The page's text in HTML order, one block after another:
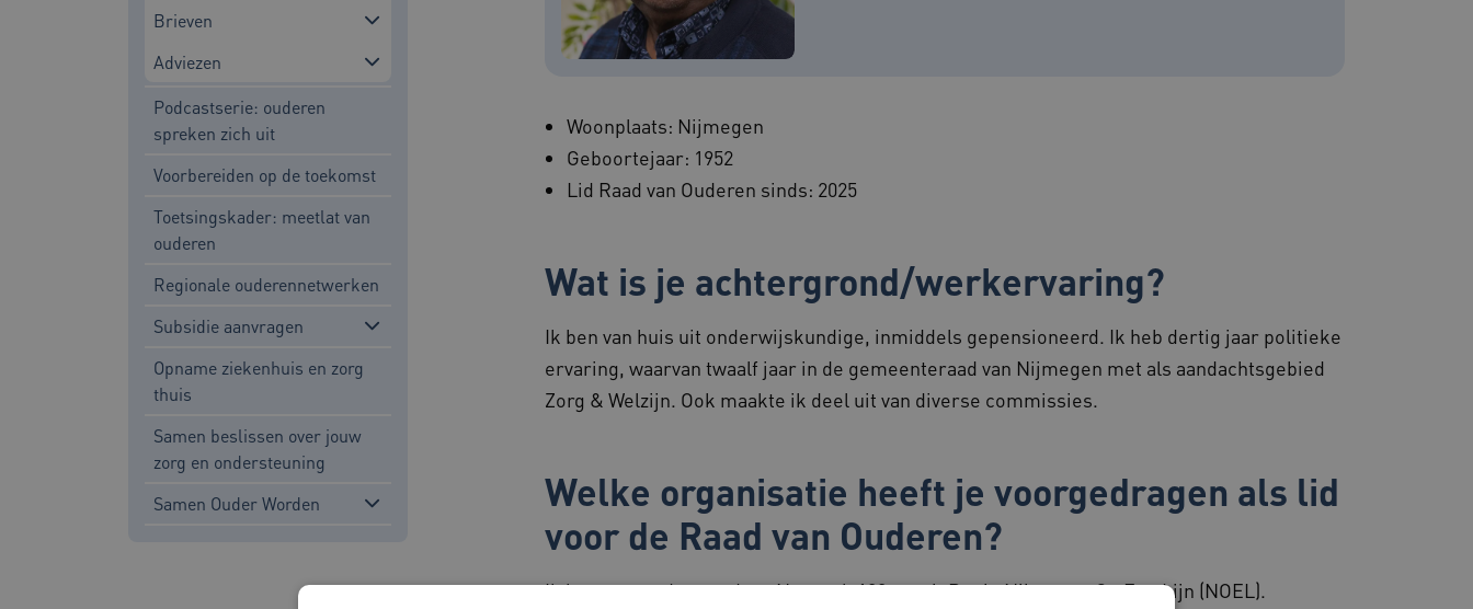
Brieven
Adviezen
Podcastserie: ouderen
spreken zich uit
Voorbereiden op de toekomst
Toetsingskader: meetlat van
ouderen
Regionale ouderennetwerken
Subsidie aanvragen
Opname ziekenhuis en zorg
thuis
Samen beslissen over jouw
zorg en ondersteuning
Samen Ouder Worden
Woonplaats: Nijmegen
Geboortejaar: 1952
Lid Raad van Ouderen sinds: 2025
Wat is je achtergrond/werkervaring?
Ik ben van huis uit onderwijskundige, inmiddels gepensioneerd. Ik heb dertig jaar politieke
ervaring, waarvan twaalf jaar in de gemeenteraad van Nijmegen met als aandachtsgebied
Zorg & Welzijn. Ook maakte ik deel uit van diverse commissies.
Welke organisatie heeft je voorgedragen als lid
voor de Raad van Ouderen?
Ik ben voorgedragen door Netwerk 100 vanuit Regio Nijmegen Op Een Lijn (NOEL).